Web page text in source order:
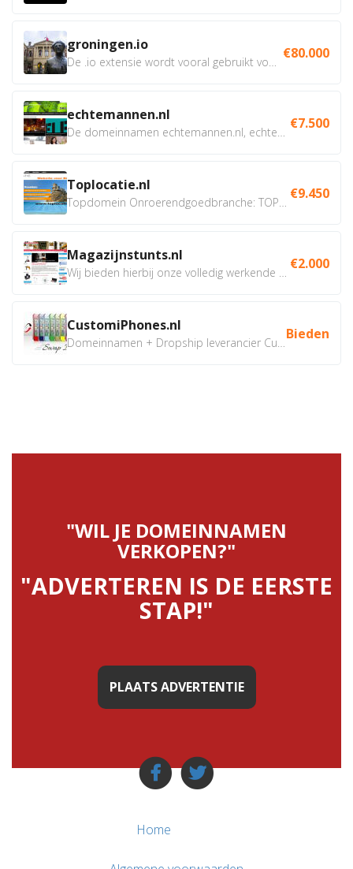
groningen.io €80.000
echtemannen.nl €7.500
Toplocatie.nl €9.450
Magazijnstunts.nl €2.000
CustomiPhones.nl Bieden
"WIL JE DOMEINNAMEN
VERKOPEN?"
"ADVERTEREN IS DE EERSTE
STAP!"
PLAATS ADVERTENTIE
Home